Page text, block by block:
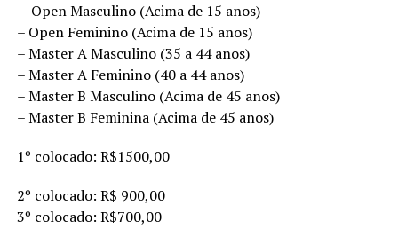
– Open Masculino (Acima de 15 anos)
– Open Feminino (Acima de 15 anos)
– Master A Masculino (35 a 44 anos)
– Master A Feminino (40 a 44 anos)
– Master B Masculino (Acima de 45 anos)
– Master B Feminina (Acima de 45 anos)
1º colocado: R$1500,00
2º colocado: R$ 900,00
3º colocado: R$700,00